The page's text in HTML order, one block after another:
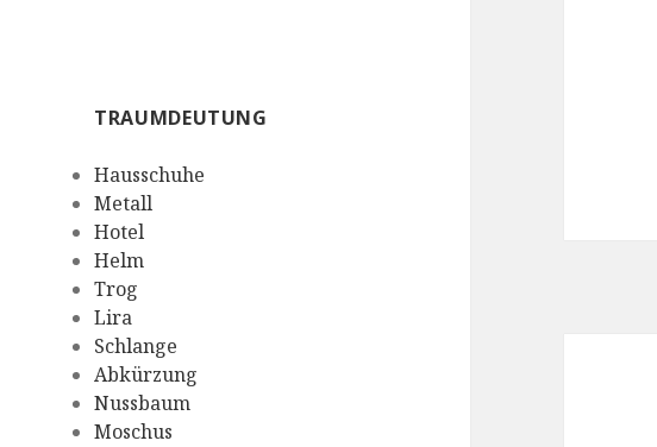
TRAUMDEUTUNG
Hausschuhe
Metall
Hotel
Helm
Trog
Lira
Schlange
Abkürzung
Nussbaum
Moschus